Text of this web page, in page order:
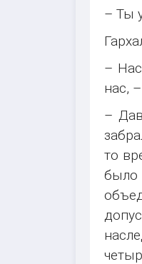
– Ты
–
нас,
–
то
было